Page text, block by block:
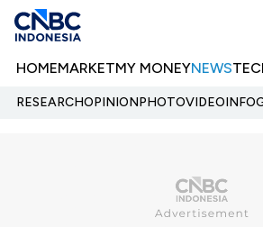
HOMEMARKETMY MONEYNEWS
RESEARCHOPINIONPHOTOVIDEO